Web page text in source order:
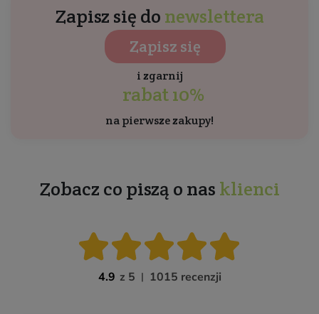
Zapisz się do newslettera
Zapisz się
i zgarnij
rabat 10%
na pierwsze zakupy!
Zobacz co piszą o nas klienci